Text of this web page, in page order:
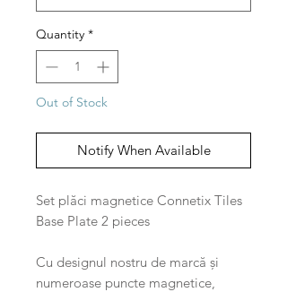
Quantity *
Out of Stock
Notify When Available
Set plăci magnetice Connetix Tiles
Base Plate 2 pieces
Cu designul nostru de marcă și
numeroase puncte magnetice,